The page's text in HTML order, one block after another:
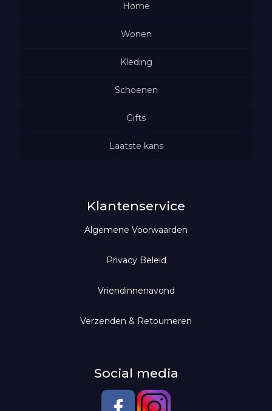
Home
Wonen
Woondecoratie
Verlichting
Wasparfum
Kaarsen & geuren
Scentchips
Geurdiffusers
Geurolie voor diffuser
Scentlamp
Kleding
Truien
Vesten
Shirts
Tops
Jurken
Jeans
Broeken
Leggings
Jassen
Schoenen
Gifts
Geurolie met tekst
Cadeaubon
Laatste kans
Klantenservice
Algemene Voorwaarden
Privacy Beleid
Vriendinnenavond
Verzenden & Retourneren
Social media